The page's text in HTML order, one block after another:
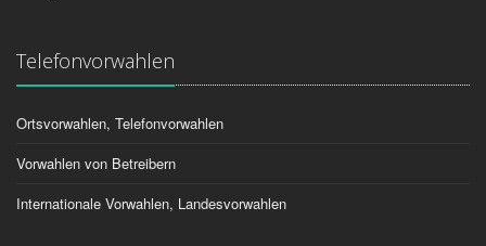
Telefonvorwahlen
Ortsvorwahlen, Telefonvorwahlen
Vorwahlen von Betreibern
Internationale Vorwahlen, Landesvorwahlen